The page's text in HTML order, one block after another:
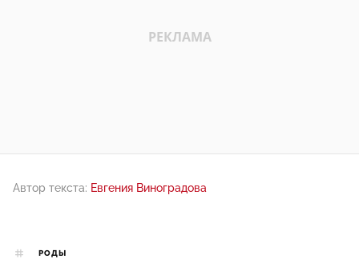
Автор текста: Евгения Виноградова
РОДЫ